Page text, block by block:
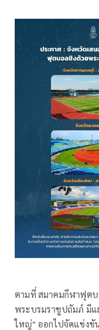
ตามที่ สมาคมกีฬาฟุต
พระบรมราชูปถัมภ์ มี
ใหญ่" ออกไปจัดแข่งขั